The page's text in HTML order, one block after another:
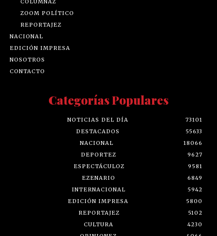
COLUMNAZ
ZOOM POLÍTICO
REPORTAJEZ
NACIONAL
EDICIÓN IMPRESA
NOSOTROS
CONTACTO
Categorías Populares
NOTICIAS DEL DÍA
73101
DESTACADOS
55633
NACIONAL
18066
DEPORTEZ
9627
ESPECTÁCULOZ
9581
EZENARIO
6849
INTERNACIONAL
5942
EDICIÓN IMPRESA
5800
REPORTAJEZ
5102
CULTURA
4230